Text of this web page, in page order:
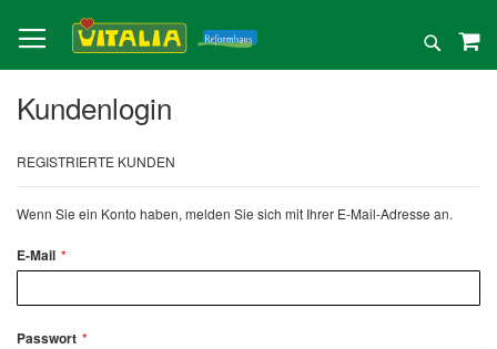
zum
Inhalt
Suche
Kundenlogin
REGISTRIERTE KUNDEN
Wenn Sie ein Konto haben, melden Sie sich mit Ihrer E-Mail-Adresse an.
E-Mail
Passwort